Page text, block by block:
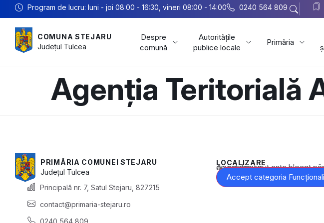
Program de lucru: luni - joi 08:00 - 16:30, vineri 08:00 - 14:00 0240 564 809
COMUNA STEJARU
Județul Tulcea
Despre
comună
Autoritățile
publice locale
Primăria
Agenția Teritorială
PRIMĂRIA COMUNEI STEJARU
Județul Tulcea
Principală nr. 7, Satul Stejaru, 827215
contact@primaria-stejaru.ro
0240 564 809
LOCALIZARE
Acest conținut este blocat până când acceptați categoria corespunzătoare de cookie-uri.
Accept categoria